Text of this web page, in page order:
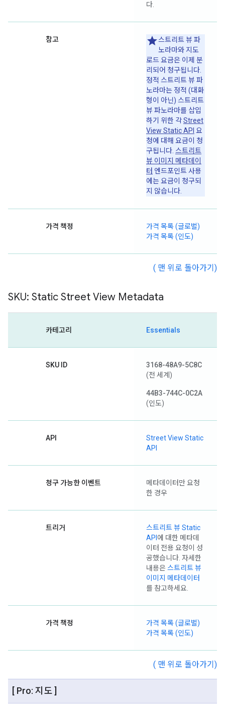
다.
참고
스트리트 뷰 파
노라마와 지도
로드 요금은 이제 분
리되어 청구됩니다.
정적 스트리트 뷰 파
노라마는 정적 (대화
형이 아닌) 스트리트
뷰 파노라마를 삽입
하기 위한 각Street
View Static API 요
청에 대해 요금이 청
구됩니다. 스트리트
뷰 이미지 메타데이
터 엔드포인트 사용
에는 요금이 청구되
지 않습니다.
가격 책정
가격 목록 (글로벌)
가격 목록 (인도)
( 맨 위로 돌아가기)
SKU: Static Street View Metadata
카테고리 Essentials
SKU ID
3168-48A9-5C8C
(전 세계)
44B3-744C-0C2A
(인도)
API
Street View Static
API
청구 가능한 이벤트
메타데이터만 요청
한 경우
트리거
스트리트 뷰 Static
API 에 대한 메타데
이터 전용 요청이 성
공했습니다. 자세한
내용은 스트리트 뷰
이미지 메타데이터
를 참고하세요.
가격 책정
가격 목록 (글로벌)
가격 목록 (인도)
( 맨 위로 돌아가기)
[ Pro: 지도 ]